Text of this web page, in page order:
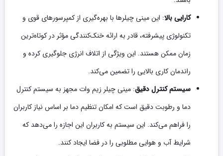
کارایی بالا: این مینی چیلرها با بهره‌گیری از کمپرسورهای قوی و
تکنولوژی پیشرفته، قادر به ارائه خنک‌کنندگی مؤثر در کوتاه‌ترین
زمان ممکن هستند. این ویژگی از اتلاف انرژی جلوگیری کرده و
راندمان کاری بالایی را تضمین می‌کند.
سیستم کنترل دقیق: مینی چیلر زیم وات مجهز به سیستم کنترل
دما و رطوبت دقیق است که امکان تنظیم دما بر اساس نیاز کاربران
را فراهم می‌کند. این سیستم به کاربران این اجازه را می‌دهد که
شرایط آب و هوایی مطلوبی را در فضا ایجاد کنند.